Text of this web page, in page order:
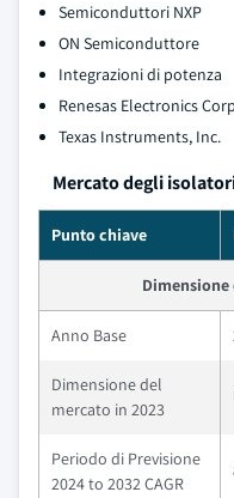
Semiconduttori NXP
ON Semiconduttore
Integrazioni di potenza
Renesas Electronics
Texas Instruments, Inc.
Mercato degli
Punto chiave
Anno Base
Dimensione del
mercato in 2023
Periodo di Previsione
2024 to 2032 CAGR